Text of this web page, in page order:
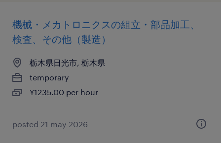
機械・メカトロニクスの組立・部品加工、
検査、その他（製造）
栃木県日光市, 栃木県
temporary
¥1235.00 per hour
posted 21 may 2026